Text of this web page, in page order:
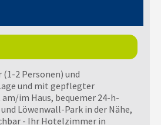
2 Personen) und
und mit gepflegter
im Haus, bequemer 24-h-
Löwenwall-Park in der Nähe,
- Ihr Hotelzimmer in